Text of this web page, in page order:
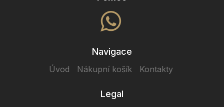
Navigace
Úvod Nákupní košík Kontakty
Legal